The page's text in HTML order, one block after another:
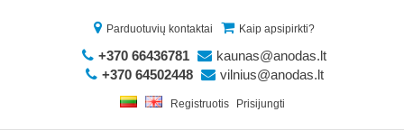
Parduotuvių kontaktai Kaip apsipirkti?
+370 66436781
kaunas@anodas.lt
+370 64502448
vilnius@anodas.lt
Registruotis Prisijungti